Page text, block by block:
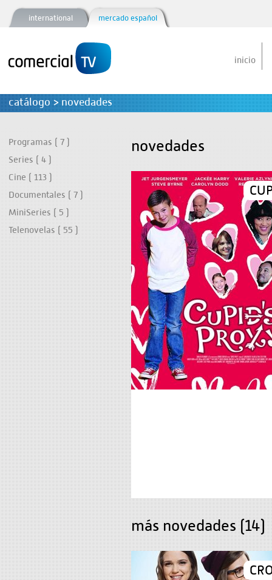
international mercado español
inicio
catálogo > novedades
Programas ( 7 )
Series ( 4 )
Cine ( 113 )
Documentales ( 7 )
MiniSeries ( 5 )
Telenovelas ( 55 )
novedades
más novedades (14)